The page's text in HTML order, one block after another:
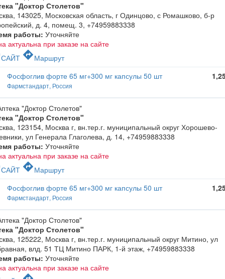
"Доктор Столетов"
143025, Московская область, г Одинцово, с Ромашково, б-р
д. 4, помещ. 3, +74959883338
работы: Уточняйте
актуальна при заказе на сайте
САЙТ directionsМаршрут
Фосфоглив форте 65 мг+300 мг капсулы 50 шт
Фармстандарт, Россия
"Доктор Столетов"
123154, Москва г, вн.тер.г. муниципальный округ Хорошево-
ул Генерала Глаголева, д. 14, +74959883338
работы: Уточняйте
актуальна при заказе на сайте
САЙТ directionsМаршрут
Фосфоглив форте 65 мг+300 мг капсулы 50 шт
Фармстандарт, Россия
"Доктор Столетов"
125222, Москва г, вн.тер.г. муниципальный округ Митино, ул
влд. 51 ТЦ Митино ПАРК, 1-й этаж, +74959883338
работы: Уточняйте
актуальна при заказе на сайте